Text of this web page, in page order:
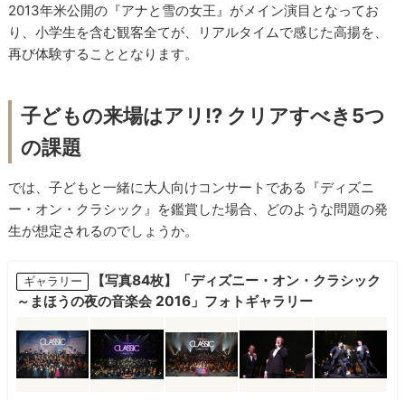
2013年米公開の『アナと雪の女王』がメイン演目となってお
り、小学生を含む観客全てが、リアルタイムで感じた高揚を、
再び体験することとなります。
子どもの来場はアリ!? クリアすべき5つ
の課題
では、子どもと一緒に大人向けコンサートである『ディズニ
ー・オン・クラシック』を鑑賞した場合、どのような問題の発
生が想定されるのでしょうか。
ギャラリー
【写真84枚】「ディズニー・オン・クラシック
～まほうの夜の音楽会 2016」フォトギャラリー